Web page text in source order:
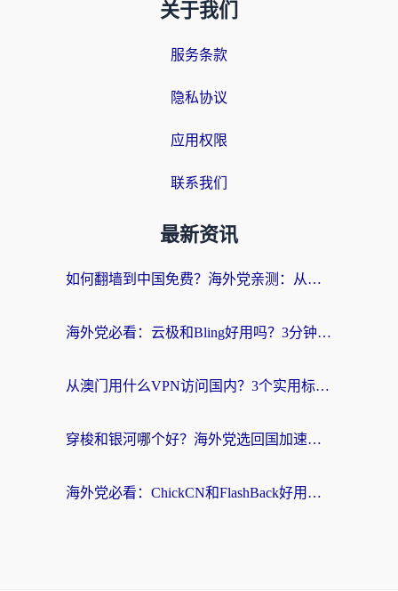
关于我们
服务条款
隐私协议
应用权限
联系我们
最新资讯
如何翻墙到中国免费？海外党亲测：从踩坑到选对加速器的全攻略
海外党必看：云极和Bling好用吗？3分钟教你选对回国加速器
从澳门用什么VPN访问国内？3个实用标准帮你避开坑，无缝刷剧听歌
穿梭和银河哪个好？海外党选回国加速器的避坑指南，附番茄加速器实测体验
海外党必看：ChickCN和FlashBack好用吗？3招教你选对回国加速器（附云极、HomeCN、斧牛vs艾果对比）